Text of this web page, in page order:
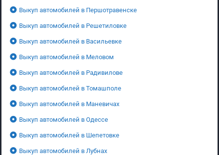
Выкуп автомобилей в Першотравенске
Выкуп автомобилей в Решетиловке
Выкуп автомобилей в Васильевке
Выкуп автомобилей в Меловом
Выкуп автомобилей в Радивилове
Выкуп автомобилей в Томашполе
Выкуп автомобилей в Маневичах
Выкуп автомобилей в Одессе
Выкуп автомобилей в Шепетовке
Выкуп автомобилей в Лубнах